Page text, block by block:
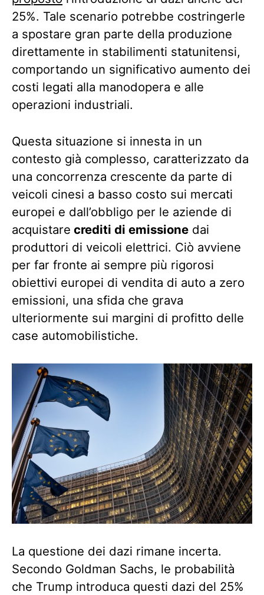
25%. Tale scenario potrebbe costringerle
a spostare gran parte della produzione
direttamente in stabilimenti statunitensi,
comportando un significativo aumento dei
costi legati alla manodopera e alle
operazioni industriali.
Questa situazione si innesta in un
contesto già complesso, caratterizzato da
una concorrenza crescente da parte di
veicoli cinesi a basso costo sui mercati
europei e dall’obbligo per le aziende di
acquistare crediti di emissione dai
produttori di veicoli elettrici. Ciò avviene
per far fronte ai sempre più rigorosi
obiettivi europei di vendita di auto a zero
emissioni, una sfida che grava
ulteriormente sui margini di profitto delle
case automobilistiche.
La questione dei dazi rimane incerta.
Secondo Goldman Sachs, le probabilità
che Trump introduca questi dazi del 25%